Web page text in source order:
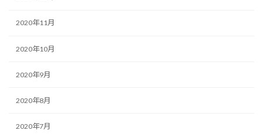
2020年11月
2020年10月
2020年9月
2020年8月
2020年7月